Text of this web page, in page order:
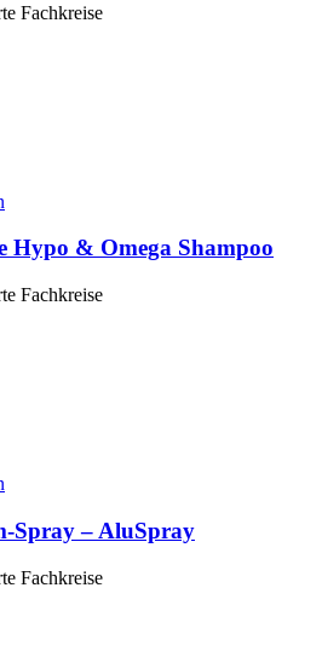
Fachkreise
Hypo & Omega Shampoo
Fachkreise
Spray – AluSpray
Fachkreise